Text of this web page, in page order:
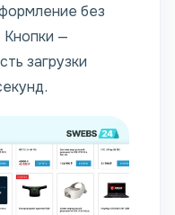
без
Кнопки —
загрузки